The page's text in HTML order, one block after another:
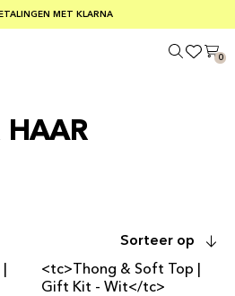
EN KRIJG DE GOEDKOOPSTE GRATIS
BIJ BESTELLINGEN BOVEN €75
MET KLARNA
0
HAAR
Sorteer op
KIT DEAL
<tc>Thong & Soft Top |
Gift Kit - Wit</tc>